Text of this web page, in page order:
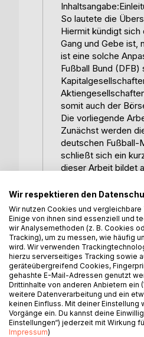
So lautete die
Hiermit kündigt sich
Gang und Gebe ist,
ist eine solche
Fußball Bund
somit auch der
Die vorliegende
Zunächst werden
deutschen Fußball-
schließt sich ein
dieser Arbeit bildet
Börsengangs und
empirischen
Standes der
Dazu gehört auch
Verein, für Anleger
Der Abschluss wird
Bedeutung
InhaltsverzeichnisII
1.Einleitung und
Wir respektieren den
Wir nutzen Cookies und
Einige von ihnen sind essenziell und
wir Analysemethoden (z. B. Cookies
Tracking), um zu messen, wie häufig
wird. Wir verwenden
hierzu serverseitiges Tracking sowie
geräteübergreifend Cookies,
gehashte E-Mail-Adressen genutzt
Drittinhalte von anderen Anbietern ein
weitere Datenverarbeitung und ein
keinen Einfluss. Mit deiner
Vorgänge ein. Du kannst deine
Einstellungen“) jederzeit mit Wirkung
Impressum)